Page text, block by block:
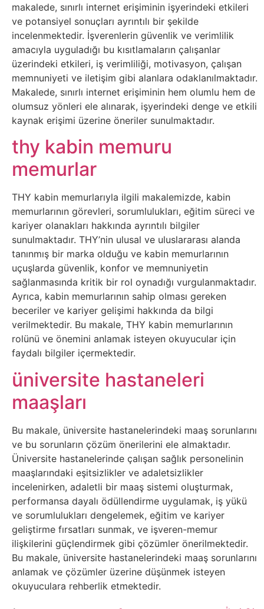
Projeler
ve
Fikirler
Psikoloji
Sağlık
Scriptler
Seo
Sigorta
Sinema
Spor
Tarih
Tarım
Teknoloji
TikTok
Tv
Twitter
Ürün
Tanıtımı
Uzay
Web
makalede, sınırlı internet erişiminin işyerindeki etkileri
ve potansiyel sonuçları ayrıntılı bir şekilde
incelenmektedir. İşverenlerin güvenlik ve verimlilik
amacıyla uyguladığı bu kısıtlamaların çalışanlar
üzerindeki etkileri, iş verimliliği, motivasyon, çalışan
memnuniyeti ve iletişim gibi alanlara odaklanılmaktadır.
Makalede, sınırlı internet erişiminin hem olumlu hem de
olumsuz yönleri ele alınarak, işyerindeki denge ve etkili
kaynak erişimi üzerine öneriler sunulmaktadır.
thy kabin memuru
memurlar
THY kabin memurlarıyla ilgili makalemizde, kabin
memurlarının görevleri, sorumlulukları, eğitim süreci ve
kariyer olanakları hakkında ayrıntılı bilgiler
sunulmaktadır. THY’nin ulusal ve uluslararası alanda
tanınmış bir marka olduğu ve kabin memurlarının
uçuşlarda güvenlik, konfor ve memnuniyetin
sağlanmasında kritik bir rol oynadığı vurgulanmaktadır.
Ayrıca, kabin memurlarının sahip olması gereken
beceriler ve kariyer gelişimi hakkında da bilgi
verilmektedir. Bu makale, THY kabin memurlarının
rolünü ve önemini anlamak isteyen okuyucular için
faydalı bilgiler içermektedir.
üniversite hastaneleri
maaşları
Bu makale, üniversite hastanelerindeki maaş sorunlarını
ve bu sorunların çözüm önerilerini ele almaktadır.
Üniversite hastanelerinde çalışan sağlık personelinin
maaşlarındaki eşitsizlikler ve adaletsizlikler
incelenirken, adaletli bir maaş sistemi oluşturmak,
performansa dayalı ödüllendirme uygulamak, iş yükü
ve sorumlulukları dengelemek, eğitim ve kariyer
geliştirme fırsatları sunmak, ve işveren-memur
ilişkilerini güçlendirmek gibi çözümler önerilmektedir.
Bu makale, üniversite hastanelerindeki maaş sorunlarını
anlamak ve çözümler üzerine düşünmek isteyen
okuyuculara rehberlik etmektedir.